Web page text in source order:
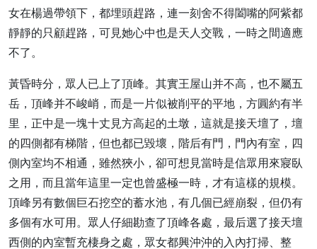
女在楊過帶領下，都埋頭趕路，連一刻舍不得闔嘴的阿紫都
靜靜的只顧趕路，可見她心中也是天人交戰，一時之間適應
不了。
黃昏時分，眾人已上了頂峰。其實王屋山并不高，也不屬五
岳，頂峰并不峻峭，而是一片似被削平的平地，方圓約有半
里，正中是一塊十丈見方高起的土墩，這就是接天壇了，壇
的四側都有梯階，但也都已毀壞，階后有門，門內有室，四
側內室均不相通，雖然狹小，卻可想見當時是信眾用來寢臥
之用，而且當年這里一定也曾盛極一時，才有這樣的規模。
頂峰另有數個巨石挖空的蓄水池，有几個已經崩裂，但仍有
多個有水可用。眾人仔細勘查了頂峰各處，最后選了接天壇
西側的內室暫充棲身之處，眾女都興沖沖的入內打掃、整